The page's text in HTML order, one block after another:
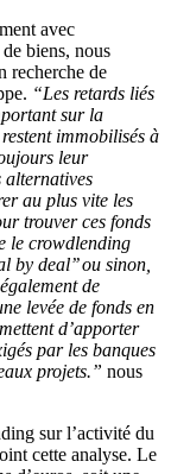
avec
biens, nous
recherche de
“Les retards liés
sur la
immobilisés à
leur
alternatives
au plus vite les
trouver ces fonds
le crowdlending
deal’’ ou sinon,
de
levée de fonds en
d’apporter
par les banques
projets.” nous
sur l’activité du
cette analyse. Le